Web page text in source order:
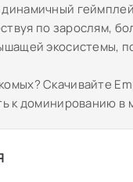
по зарослям,
экосистемы,
Скачивайте
к доминированию в